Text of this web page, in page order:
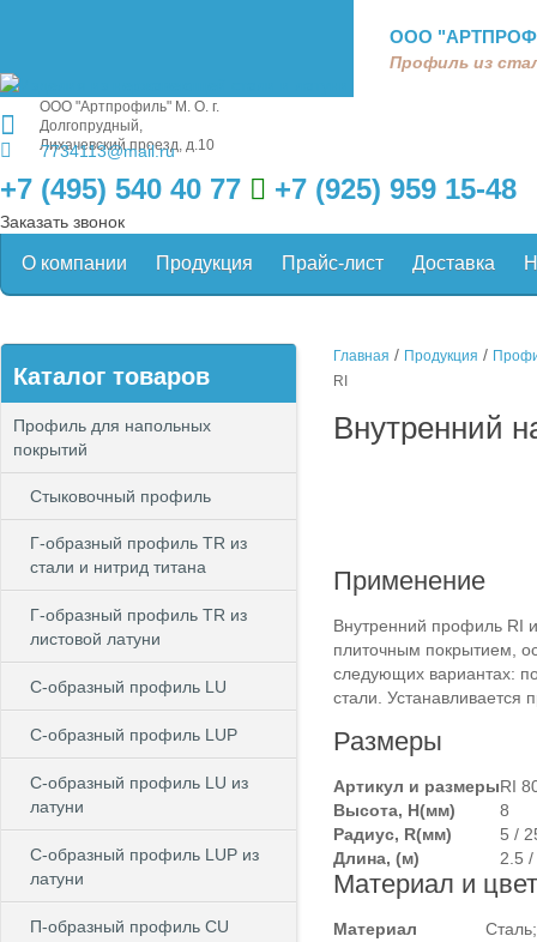
ООО
Профиль из
ООО "Артпрофиль" М. О. г.
Долгопрудный,
Лихачевский проезд, д.10
7734113@mail.ru
+7 (495) 540 40 77 +7 (925) 959 15-48
Заказать звонок
О компании Продукция Прайс-лист Доставка
Каталог товаров
Профиль для напольных
покрытий
Стыковочный профиль
Г-образный профиль TR из
стали и нитрид титана
Г-образный профиль TR из
листовой латуни
C-образный профиль LU
C-образный профиль LUP
C-образный профиль LU из
латуни
C-образный профиль LUP из
латуни
П-образный профиль CU
Главная / Продукция /
RI
Внутренний
Применение
Внутренний профиль RI
плиточным покрытием,
следующих вариантах:
стали. Устанавливается
Размеры
Артикул и размерыRI
Высота, H(мм)
8
Радиус, R(мм)
5 /
Длина, (м)
2.5 /
Материал и цвет
Материал